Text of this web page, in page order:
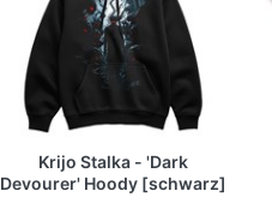
Krijo Stalka - 'Dark
Devourer' Hoody [schwarz]